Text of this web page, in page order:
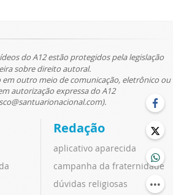
do A12 estão protegidos pela legislação
sobre direito autoral.
outro meio de comunicação, eletrônico ou
autorização expressa do A12
Redação
aplicativo aparecida
campanha da fraternidade
dúvidas religiosas